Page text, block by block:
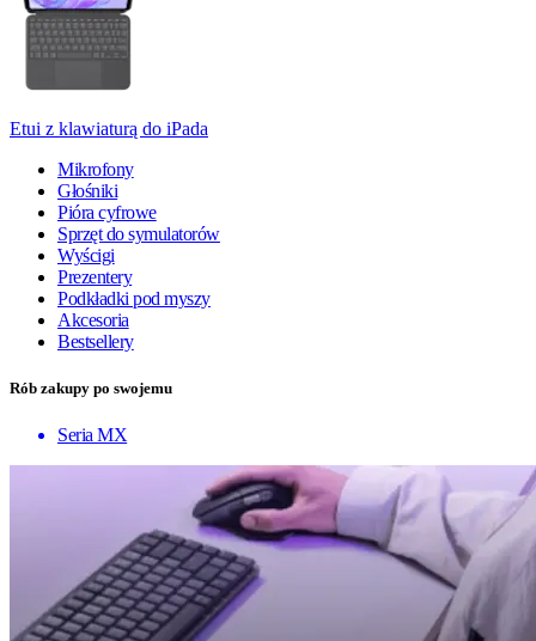
Etui z klawiaturą do iPada
Mikrofony
Głośniki
Pióra cyfrowe
Sprzęt do symulatorów
Wyścigi
Prezentery
Podkładki pod myszy
Akcesoria
Bestsellery
Rób zakupy po swojemu
Seria MX